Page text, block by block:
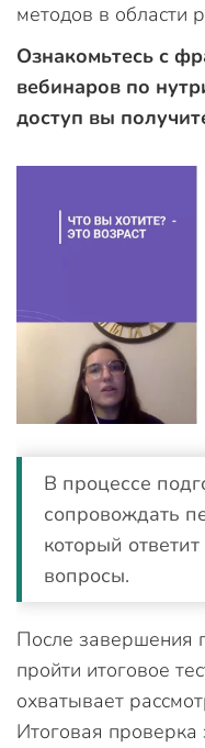
методов в области
Ознакомьтесь с
вебинаров по
доступ вы
В процессе
сопровождать
который
вопросы.
После завершения
пройти итоговое
охватывает
Итоговая проверка